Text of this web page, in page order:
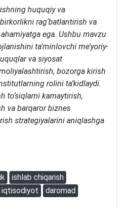
huquqiy va
rag‘batlantirish va
ega. Ushbu mavzu
ta’minlovchi me’yoriy-
va siyosat
bozorga kirish
rolini ta’kidlaydi.
to‘siqlarni kamaytirish,
va barqaror biznes
strategiyalarini aniqlashga
ishlab chiqarish
iqtisodiyot daromad